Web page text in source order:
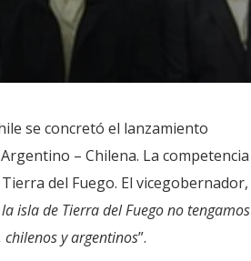
se concretó el lanzamiento
– Chilena. La competencia
del Fuego. El vicegobernador,
isla de Tierra del Fuego no tengamos
y argentinos”.